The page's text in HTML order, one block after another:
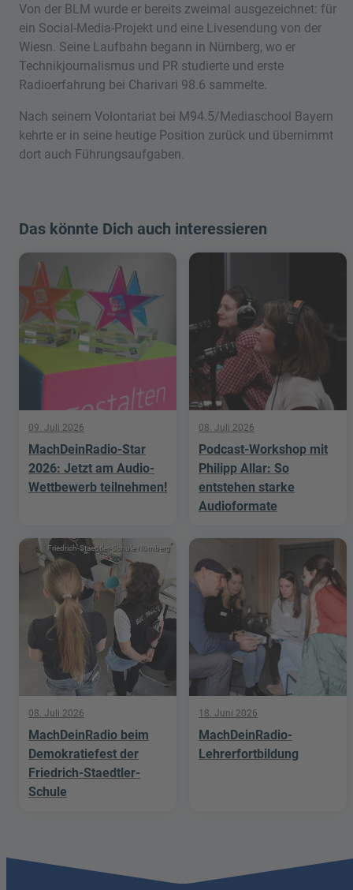
Von der BLM wurde er bereits zweimal ausgezeichnet: für
ein Social-Media-Projekt und eine Livesendung von der
Wiesn. Seine Laufbahn begann in Nürnberg, wo er
Technikjournalismus und PR studierte und erste
Radioerfahrung bei Charivari 98.6 sammelte.
Nach seinem Volontariat bei M94.5/Mediaschool Bayern
kehrte er in seine heutige Position zurück und übernimmt
dort auch Führungsaufgaben.
Das könnte Dich auch interessieren
09. Juli 2026
MachDeinRadio-Star
2026: Jetzt am Audio-
Wettbewerb teilnehmen!
08. Juli 2026
Podcast-Workshop mit
Philipp Allar: So
entstehen starke
Audioformate
Friedrich-Staedtler-Schule Nürnberg
08. Juli 2026
MachDeinRadio beim
Demokratiefest der
Friedrich-Staedtler-
Schule
18. Juni 2026
MachDeinRadio-
Lehrerfortbildung